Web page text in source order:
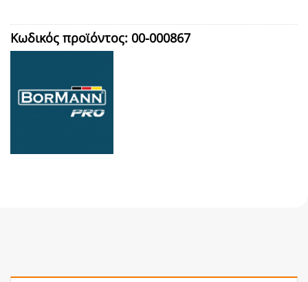
Κωδικός προϊόντος: 00-000867